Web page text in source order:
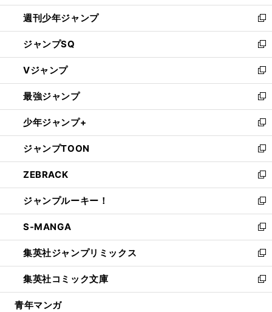
開
く
週刊少年ジャンプ
新
し
い
ウ
ィ
ン
ド
ウ
で
開
く
ジャンプSQ
新
し
い
ウ
ィ
ン
ド
ウ
で
開
く
Vジャンプ
新
し
い
ウ
ィ
ン
ド
ウ
で
開
く
最強ジャンプ
新
し
い
ウ
ィ
ン
ド
ウ
で
開
く
少年ジャンプ+
新
し
い
ウ
ィ
ン
ド
ウ
で
開
く
ジャンプTOON
新
し
い
ウ
ィ
ン
ド
ウ
で
開
く
ZEBRACK
新
し
い
ウ
ィ
ン
ド
ウ
で
開
ジャンプルーキー！
新
し
い
ウ
ィ
ン
ド
ウ
S-MANGA
新
し
い
ウ
ィ
ン
集英社ジャンプリミックス
新
し
い
ウ
集英社コミック文庫
新
し
青年マンガ